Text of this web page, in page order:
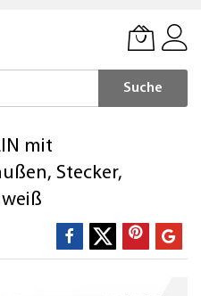
Suche
mit
Stecker,